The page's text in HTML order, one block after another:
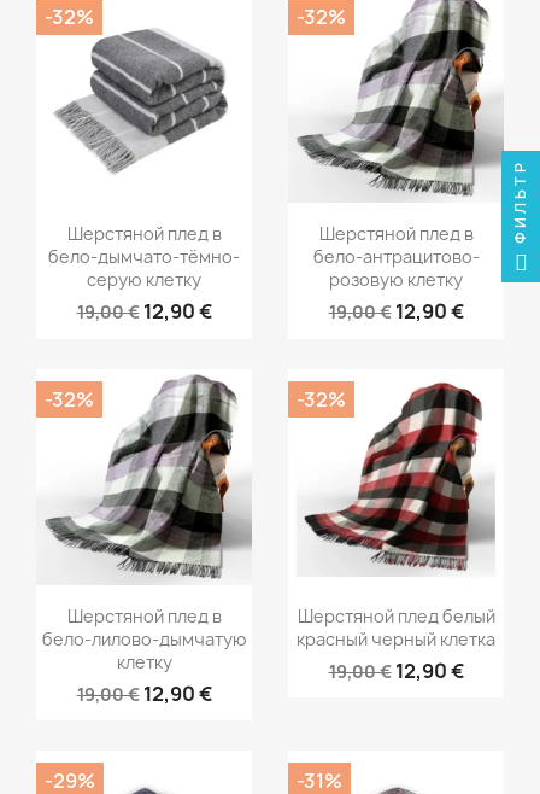
Шерстяной плед в
бело-дымчато-тёмно-
серую клетку
19,00 € 12,90 €
-32%
Шерстяной плед в
бело-антрацитово-
розовую клетку
19,00 € 12,90 €
-32%
Шерстяной плед в
бело-лилово-дымчатую
клетку
19,00 € 12,90 €
-32%
Шерстяной плед белый
красный черный клетка
19,00 € 12,90 €
-32%
-29% -31%
ФИЛЬТР